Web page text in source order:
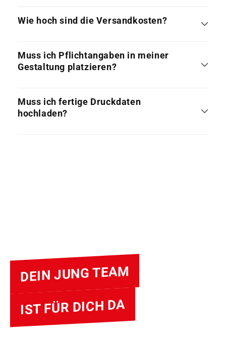
Wie hoch sind die Versandkosten?
Muss ich Pflichtangaben in meiner
Gestaltung platzieren?
Muss ich fertige Druckdaten
hochladen?
DEIN JUNG TEAM
IST FÜR DICH DA